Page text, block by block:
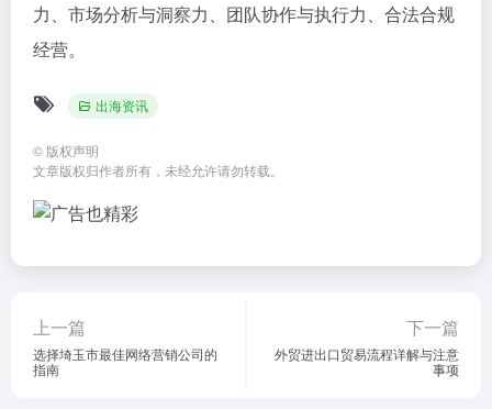
力、市场分析与洞察力、团队协作与执行力、合法合规
经营。
出海资讯
© 版权声明
文章版权归作者所有，未经允许请勿转载。
上一篇
选择埼玉市最佳网络营销公司的
指南
下一篇
外贸进出口贸易流程详解与注意
事项